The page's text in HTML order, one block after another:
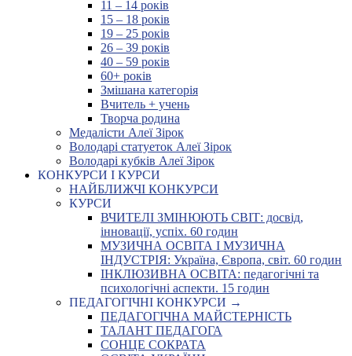
11 – 14 років
15 – 18 років
19 – 25 років
26 – 39 років
40 – 59 років
60+ років
Змішана категорія
Вчитель + учень
Творча родина
Медалісти Алеї Зірок
Володарі статуеток Алеї Зірок
Володарі кубків Алеї Зірок
КОНКУРСИ І КУРСИ
НАЙБЛИЖЧІ КОНКУРСИ
КУРСИ
ВЧИТЕЛІ ЗМІНЮЮТЬ СВІТ: досвід,
інновації, успіх. 60 годин
МУЗИЧНА ОСВІТА І МУЗИЧНА
ІНДУСТРІЯ: Україна, Європа, світ. 60 годин
ІНКЛЮЗИВНА ОСВІТА: педагогічні та
психологічні аспекти. 15 годин
ПЕДАГОГІЧНІ КОНКУРСИ →
ПЕДАГОГІЧНА МАЙСТЕРНІСТЬ
ТАЛАНТ ПЕДАГОГА
СОНЦЕ СОКРАТА